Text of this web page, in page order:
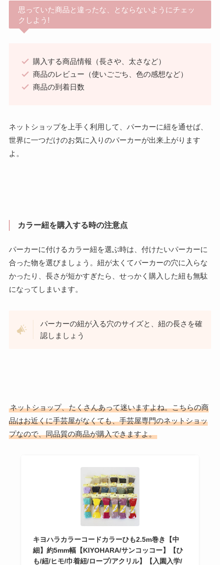
思っていた商品と違ったな、とならないようにチェッ
クしよう!
購入する商品情報（長さや、太さなど）
商品のレビュー（使いごごち、色の感想など）
商品の到着日数
ネットショップを上手く利用して、パーカーに紐を通せば、
世界に一つだけのお気に入りのパーカーが出来上がります
よ。
カラー紐を購入する時の注意点
パーカーに付けるカラー紐を選ぶ時は、付けたいパーカーに
合った物を選びましょう。紐が太くてパーカーの穴に入らな
かったり、長さが短かすぎたら、せっかく購入した紐も無駄
になってしまいます。
パーカーの紐が入る穴のサイズと、紐の長さを確
認しましょう
ネットショップ、たくさんあって迷いますよね。こちらの商
品はお近くに手芸屋がなくても、手芸屋専門のネットショッ
プなので、同品質の商品が購入できますよ。
キヨハラカラーコードカラーひも2.5m巻き【中
細】約5mm幅【KIYOHARA/サンコッコー】【ひ
も/紐/ヒモ/巾着紐/ロープ/アクリル】【入園入学/